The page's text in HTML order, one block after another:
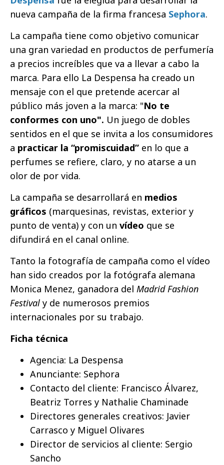
nueva campaña de la firma francesa Sephora.
La campaña tiene como objetivo comunicar
una gran variedad en productos de perfumería
a precios increíbles que va a llevar a cabo la
marca. Para ello La Despensa ha creado un
mensaje con el que pretende acercar al
público más joven a la marca: "No te
conformes con uno". Un juego de dobles
sentidos en el que se invita a los consumidores
a practicar la “promiscuidad” en lo que a
perfumes se refiere, claro, y no atarse a un
olor de por vida.
La campaña se desarrollará en medios
gráficos (marquesinas, revistas, exterior y
punto de venta) y con un vídeo que se
difundirá en el canal online.
Tanto la fotografía de campaña como el vídeo
han sido creados por la fotógrafa alemana
Monica Menez, ganadora del Madrid Fashion
Festival y de numerosos premios
internacionales por su trabajo.
Ficha técnica
Agencia: La Despensa
Anunciante: Sephora
Contacto del cliente: Francisco Álvarez,
Beatriz Torres y Nathalie Chaminade
Directores generales creativos: Javier
Carrasco y Miguel Olivares
Director de servicios al cliente: Sergio
Sancho